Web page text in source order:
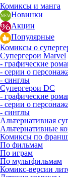
Комиксы и манга
Новинки
Акции
Популярные
Комиксы о
Супергерои Marvel
- графические
- серии о
- синглы
Супергерои DC
- графические
- серии о
- синглы
Альтернативная
Альтернативные
Комиксы по
По фильмам
По играм
По мультфильмам
Комикс-версии